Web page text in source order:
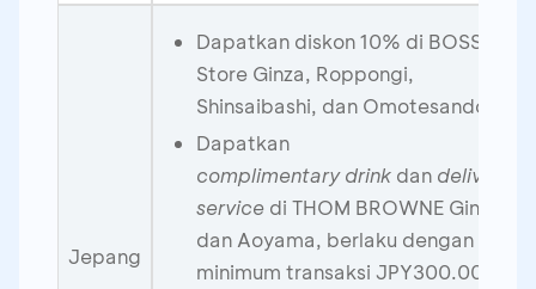
Jepang
Dapatkan diskon 10% di BOSS
Store Ginza, Roppongi,
Shinsaibashi, dan Omotesando
Dapatkan
complimentary drink dan delivery
service di THOM BROWNE Ginza
dan Aoyama, berlaku dengan
minimum transaksi JPY300.000